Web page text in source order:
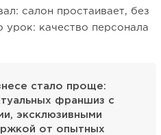
салон простаивает, без
урок: качество персонала
стало проще:
франшиз с
эксклюзивными
от опытных